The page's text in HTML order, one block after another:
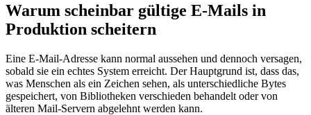
Warum scheinbar gültige E‑Mails in
Produktion scheitern
Eine E‑Mail‑Adresse kann normal aussehen und dennoch versagen,
sobald sie ein echtes System erreicht. Der Hauptgrund ist, dass das,
was Menschen als ein Zeichen sehen, als unterschiedliche Bytes
gespeichert, von Bibliotheken verschieden behandelt oder von
älteren Mail‑Servern abgelehnt werden kann.